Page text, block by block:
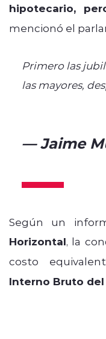
hipotecario,
mencionó el
Primero las
las mayores,
— Jaime
Según un
Horizontal, la
costo
Interno Bruto del